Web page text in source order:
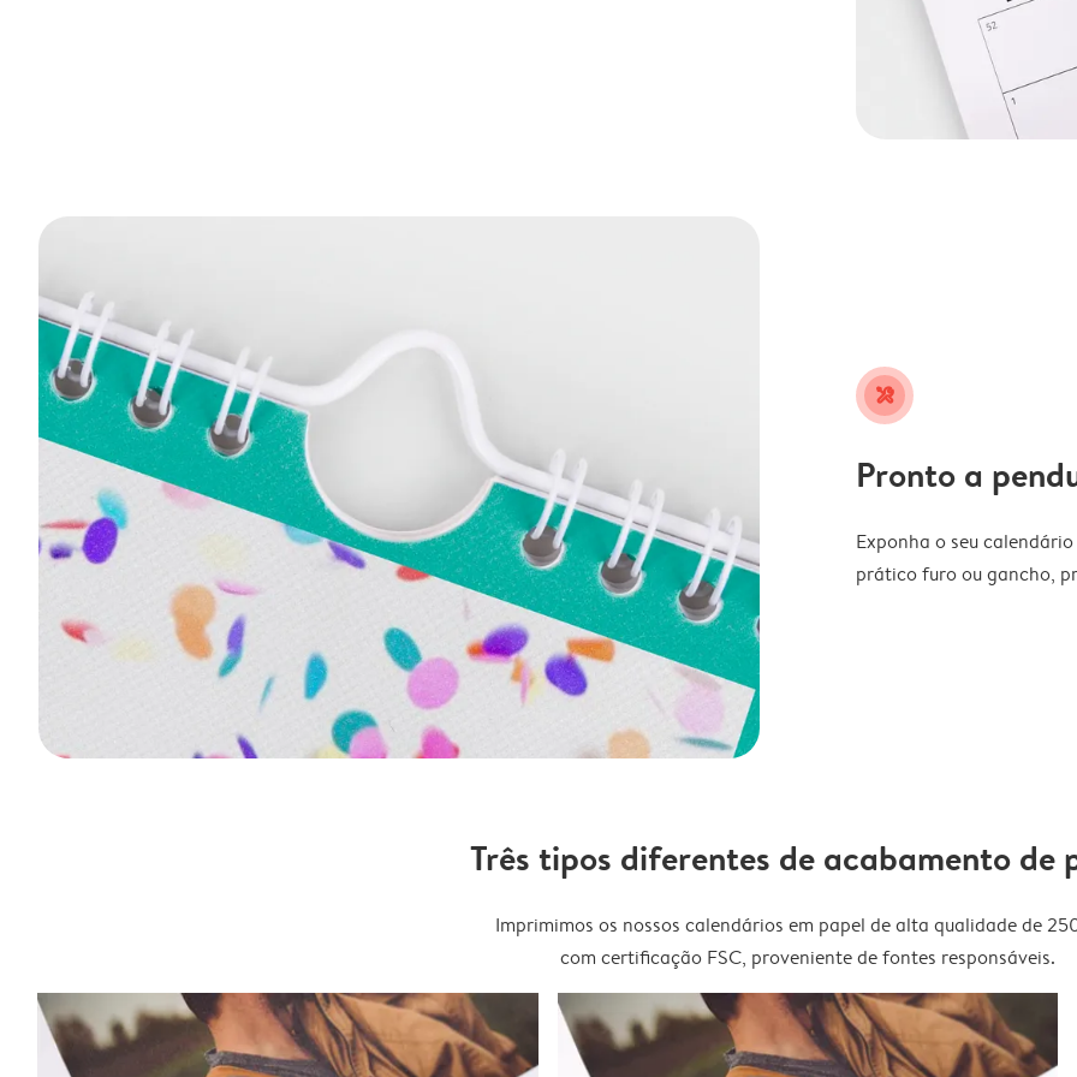
tools
Pronto a
Exponha o seu
prático furo ou gancho,
Três tipos diferentes de acabamento de
Imprimimos os nossos calendários em papel de alta qualidade de
com certificação FSC, proveniente de fontes responsáveis.